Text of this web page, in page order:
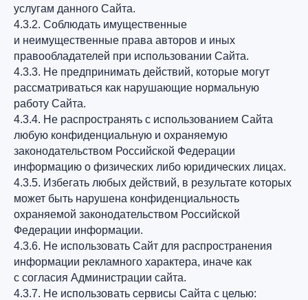
услугам данного Сайта.
4.3.2. Соблюдать имущественные
и неимущественные права авторов и иных
правообладателей при использовании Сайта.
4.3.3. Не предпринимать действий, которые могут
рассматриваться как нарушающие нормальную
работу Сайта.
4.3.4. Не распространять с использованием Сайта
любую конфиденциальную и охраняемую
законодательством Российской Федерации
информацию о физических либо юридических лицах.
4.3.5. Избегать любых действий, в результате которых
может быть нарушена конфиденциальность
охраняемой законодательством Российской
Федерации информации.
4.3.6. Не использовать Сайт для распространения
информации рекламного характера, иначе как
с согласия Администрации сайта.
4.3.7. Не использовать сервисы Сайта с целью: